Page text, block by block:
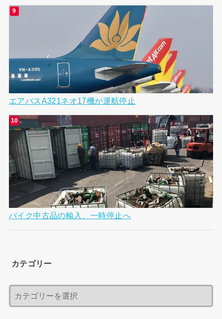
エアバスA321ネオ17機が運航停止
バイク中古品の輸入、一時停止へ
カテゴリー